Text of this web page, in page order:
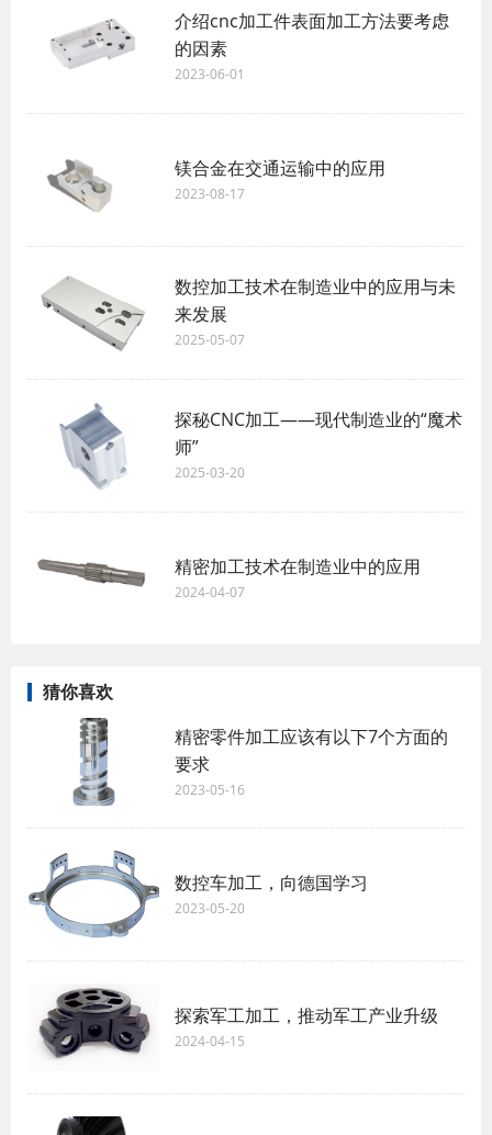
介绍cnc加工件表面加工方法要考虑
的因素
2023-06-01
镁合金在交通运输中的应用
2023-08-17
数控加工技术在制造业中的应用与未
来发展
2025-05-07
探秘CNC加工——现代制造业的“魔术
师”
2025-03-20
精密加工技术在制造业中的应用
2024-04-07
猜你喜欢
精密零件加工应该有以下7个方面的
要求
2023-05-16
数控车加工，向德国学习
2023-05-20
探索军工加工，推动军工产业升级
2024-04-15